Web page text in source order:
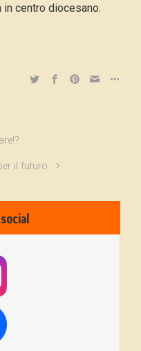
centro diocesano.
il futuro